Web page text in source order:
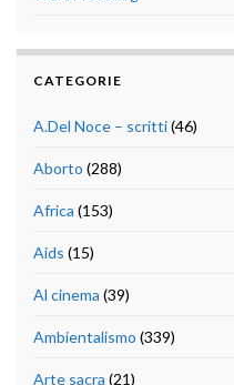
CATEGORIE
A.Del Noce – scritti(46)
Aborto (288)
Africa (153)
Aids (15)
Al cinema (39)
Ambientalismo (339)
Arte sacra (21)